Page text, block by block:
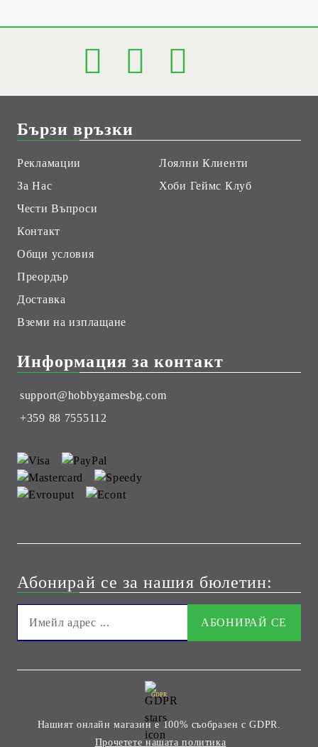
Бързи връзки
Рекламации
За Нас
Чести Въпроси
Контакт
Общи условия
Преордър
Доставка
Вземи на изплащане
Лоялни Клиенти
Хоби Геймс Клуб
Информация за контакт
support@hobbygamesbg.com
+359 88 7555112
Абонирай се за нашия бюлетин:
GDPR
Нашият онлайн магазин е 100% съобразен с GDPR.
Прочетете нашата политика